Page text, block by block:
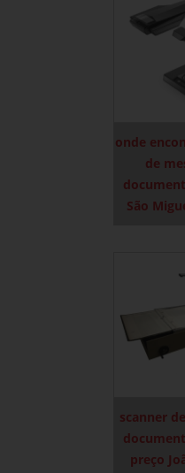
onde
de
São
scanner
preço